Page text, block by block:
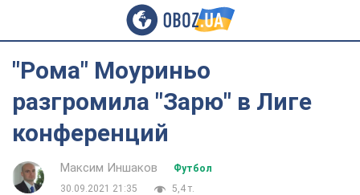
"Рома" Моуриньо
разгромила "Зарю" в Лиге
конференций
Максим Иншаков
Футбол
30.09.2021 21:35
5,4 т.